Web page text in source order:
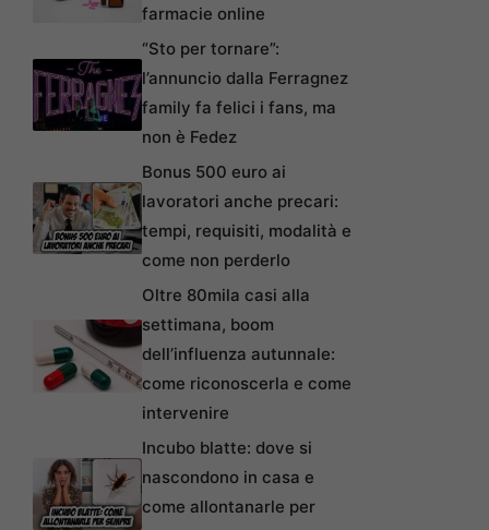
farmacie online
“Sto per tornare”:
l’annuncio dalla Ferragnez
family fa felici i fans, ma
non è Fedez
Bonus 500 euro ai
lavoratori anche precari:
tempi, requisiti, modalità e
come non perderlo
Oltre 80mila casi alla
settimana, boom
dell’influenza autunnale:
come riconoscerla e come
intervenire
Incubo blatte: dove si
nascondono in casa e
come allontanarle per